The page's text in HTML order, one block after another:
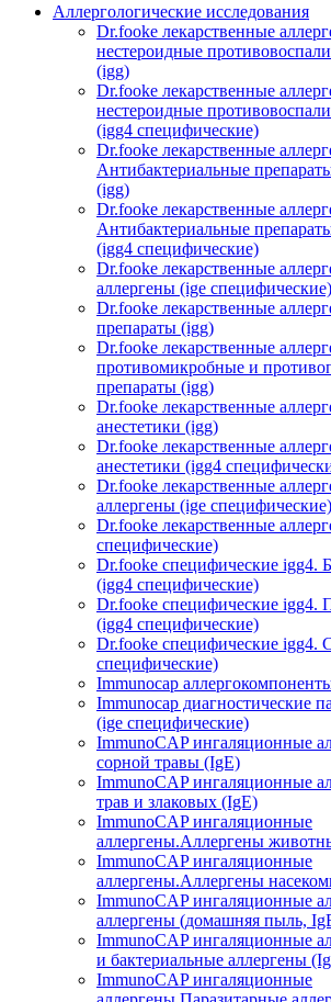
Аллергологические исследования
Dr.fooke лекарственные
нестероидные
(igg)
Dr.fooke лекарственные
нестероидные
(igg4 специфические)
Dr.fooke лекарственные
Антибактериальные
(igg)
Dr.fooke лекарственные
Антибактериальные
(igg4 специфические)
Dr.fooke лекарственные
аллергены (ige специфические)
Dr.fooke лекарственные
препараты (igg)
Dr.fooke лекарственные
противомикробные и
препараты (igg)
Dr.fooke лекарственные
анестетики (igg)
Dr.fooke лекарственные
анестетики (igg4
Dr.fooke лекарственные
аллергены (ige специфические)
Dr.fooke лекарственные
специфические)
Dr.fooke специфические igg4.
(igg4 специфические)
Dr.fooke специфические igg4.
(igg4 специфические)
Dr.fooke специфические igg4.
специфические)
Immunocap
Immunocap диагностические
(ige специфические)
ImmunoCAP ингаляционные
сорной травы (IgE)
ImmunoCAP ингаляционные
трав и злаковых (IgE)
ImmunoCAP ингаляционные
аллергены.Аллергены
ImmunoCAP ингаляционные
аллергены.Аллергены
ImmunoCAP ингаляционные
аллергены (домашняя пыль,
ImmunoCAP ингаляционные
и бактериальные аллергены
ImmunoCAP ингаляционные